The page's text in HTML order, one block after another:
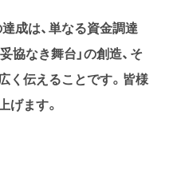
成は、単なる資金調達
協なき舞台」の創造、そ
く伝えることです。皆様
げます。